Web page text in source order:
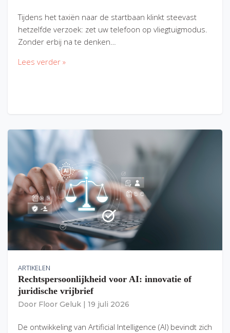
Tijdens het taxiën naar de startbaan klinkt steevast
hetzelfde verzoek: zet uw telefoon op vliegtuigmodus.
Zonder erbij na te denken…
Lees verder »
ARTIKELEN
Rechtspersoonlijkheid voor AI: innovatie of
juridische vrijbrief
Door Floor Geluk 19 juli 2026
De ontwikkeling van Artificial Intelligence (AI) bevindt zich